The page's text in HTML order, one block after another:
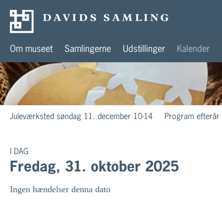
Om museet Samlingerne Udstillinger Kalender
Juleværksted søndag 11. december 10-14 Program
I DAG
Fredag, 31. oktober 2025
Ingen hændelser denna dato